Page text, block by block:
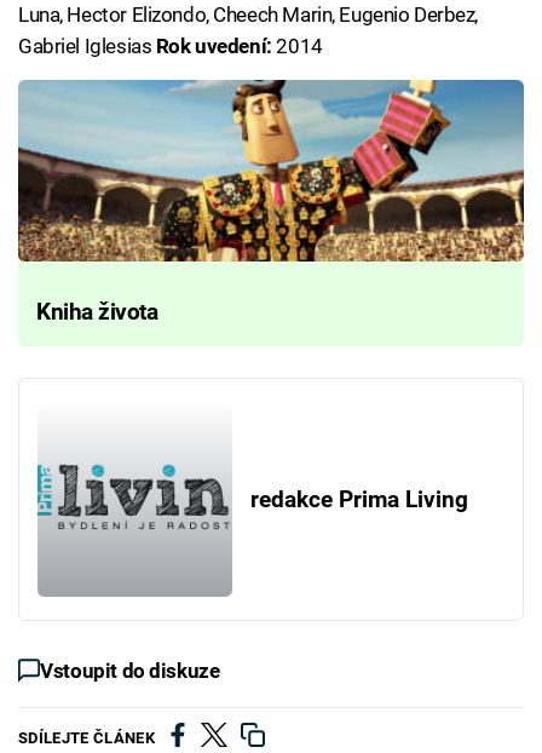
Luna, Hector Elizondo, Cheech Marin, Eugenio Derbez,
Gabriel Iglesias Rok uvedení: 2014
Kniha života
redakce Prima Living
Vstoupit do diskuze
SDÍLEJTE ČLÁNEK